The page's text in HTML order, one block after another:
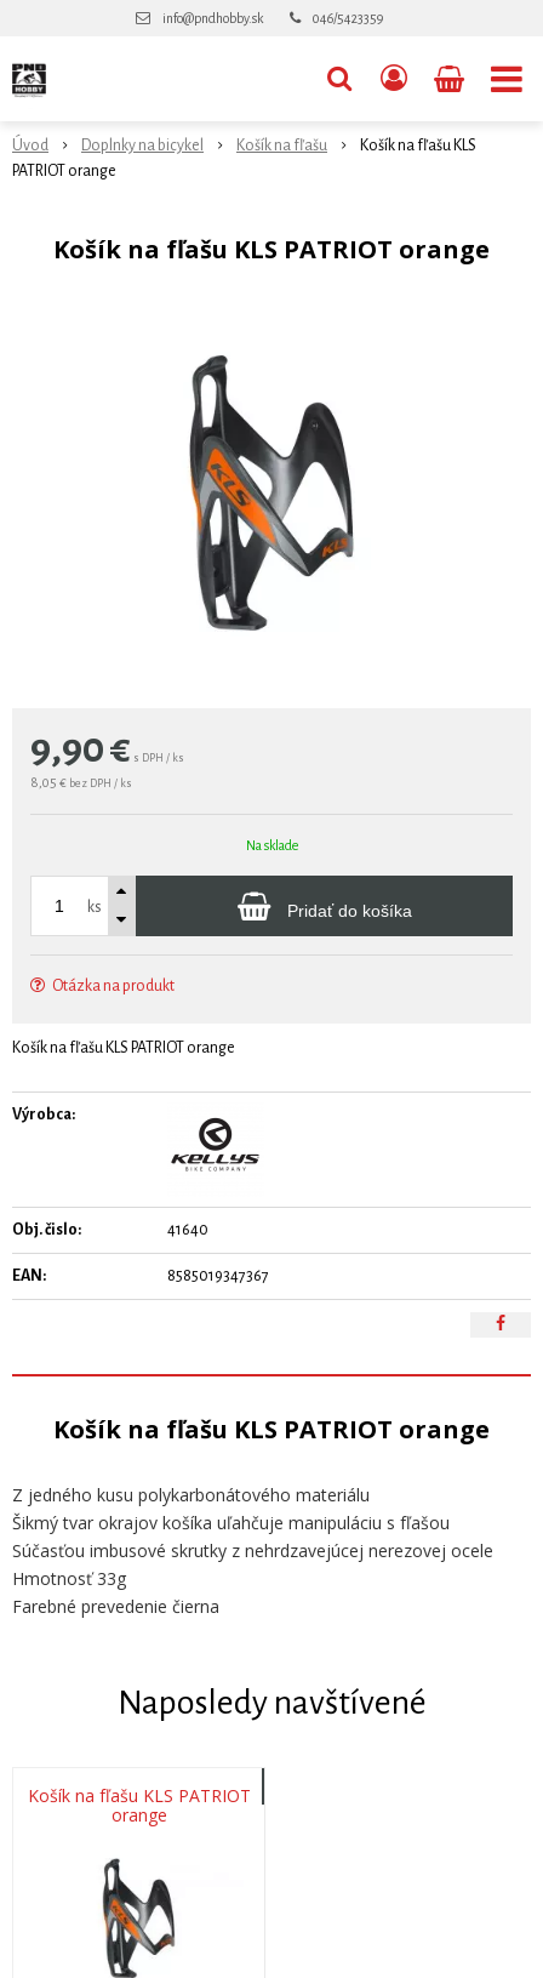
info@pndhobby.sk 046/5423359
Úvod Doplnky na bicykel Košík na fľašu
Košík na fľašu KLS
PATRIOT orange
Košík na fľašu KLS PATRIOT orange
9,90€ s DPH / ks
8,05 € bez DPH / ks
Na sklade
ks Pridať do košíka
Otázka na produkt
Košík na fľašu KLS PATRIOT orange
Výrobca:
Obj. čislo: 41640
EAN: 8585019347367
Košík na fľašu KLS PATRIOT orange
Z jedného kusu polykarbonátového materiálu
Šikmý tvar okrajov košíka uľahčuje manipuláciu s fľašou
Súčasťou imbusové skrutky z nehrdzavejúcej nerezovej ocele
Hmotnosť 33g
Farebné prevedenie čierna
Naposledy navštívené
Košík na fľašu KLS PATRIOT
orange